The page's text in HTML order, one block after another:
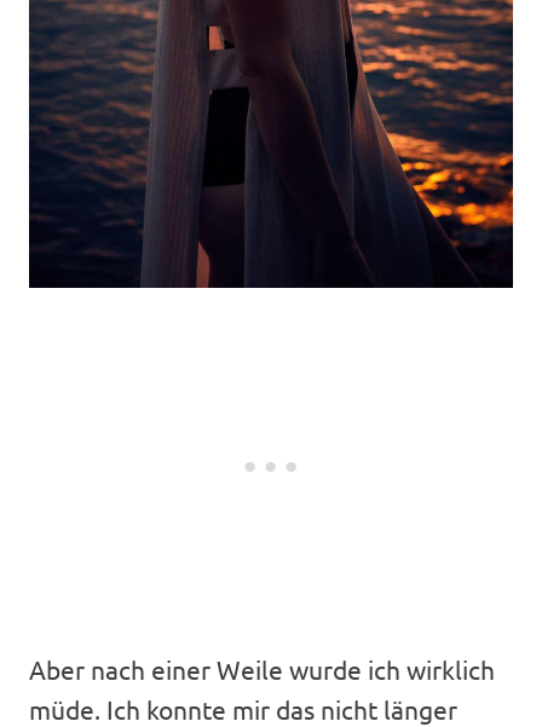
Aber nach einer Weile wurde ich wirklich
müde. Ich konnte mir das nicht länger